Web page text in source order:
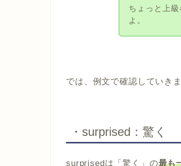
ちょっと上
よ。
では、例文で確認していき
・surprised：驚く
surprisedは「驚く」の最も